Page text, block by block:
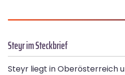
Steyr im Steckbrief
Steyr liegt in Oberösterreich